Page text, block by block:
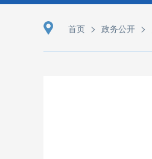
首页 > 政务公开 >